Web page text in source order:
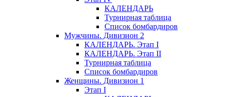
КАЛЕНДАРЬ
Турнирная таблица
Список бомбардиров
Мужчины. Дивизион 2
КАЛЕНДАРЬ. Этап I
КАЛЕНДАРЬ. Этап II
Турнирная таблица
Список бомбардиров
Женщины. Дивизион 1
Этап I